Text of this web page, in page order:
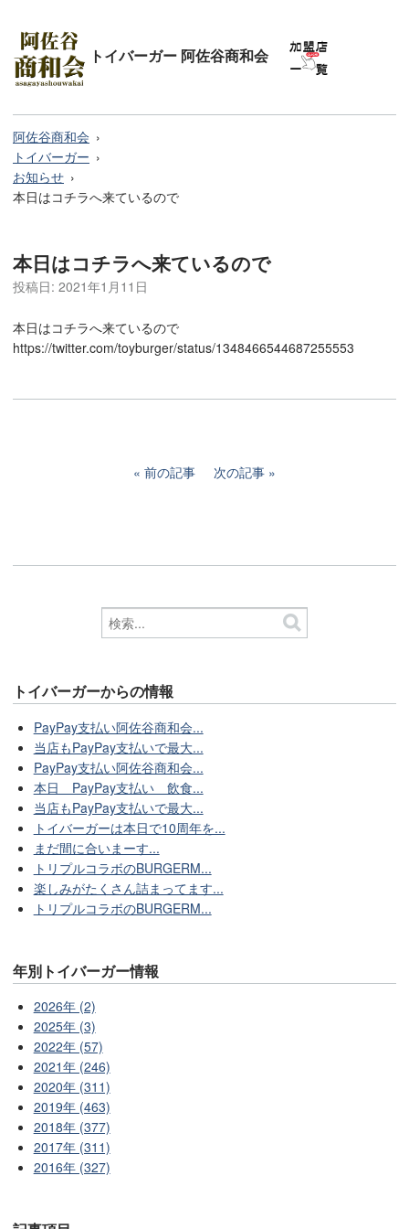
トイバーガー 阿佐谷商和会
阿佐谷商和会
トイバーガー
お知らせ
本日はコチラへ来ているので
本日はコチラへ来ているので
投稿日: 2021年1月11日
本日はコチラへ来ているので
https://twitter.com/toyburger/status/1348466544687255553
前の記事 次の記事
トイバーガーからの情報
PayPay支払い阿佐谷商和会...
当店もPayPay支払いで最大...
PayPay支払い阿佐谷商和会...
本日 PayPay支払い 飲食...
当店もPayPay支払いで最大...
トイバーガーは本日で10周年を...
まだ間に合いまーす...
トリプルコラボのBURGERM...
楽しみがたくさん詰まってます...
トリプルコラボのBURGERM...
年別トイバーガー情報
2026年 (2)
2025年 (3)
2022年 (57)
2021年 (246)
2020年 (311)
2019年 (463)
2018年 (377)
2017年 (311)
2016年 (327)